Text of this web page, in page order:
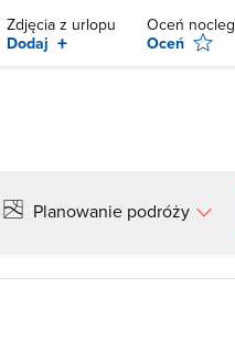
Zdjęcia z urlopu
Dodaj +
Oceń nocleg
Oceń
Planowanie podróży